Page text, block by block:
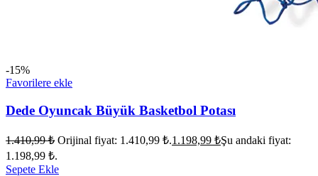
-15%
Favorilere ekle
Dede Oyuncak Büyük Basketbol Potası
1.410,99₺ Orijinal fiyat: 1.410,99 ₺.1.198,99 ₺Şu andaki fiyat:
1.198,99 ₺.
Sepete Ekle